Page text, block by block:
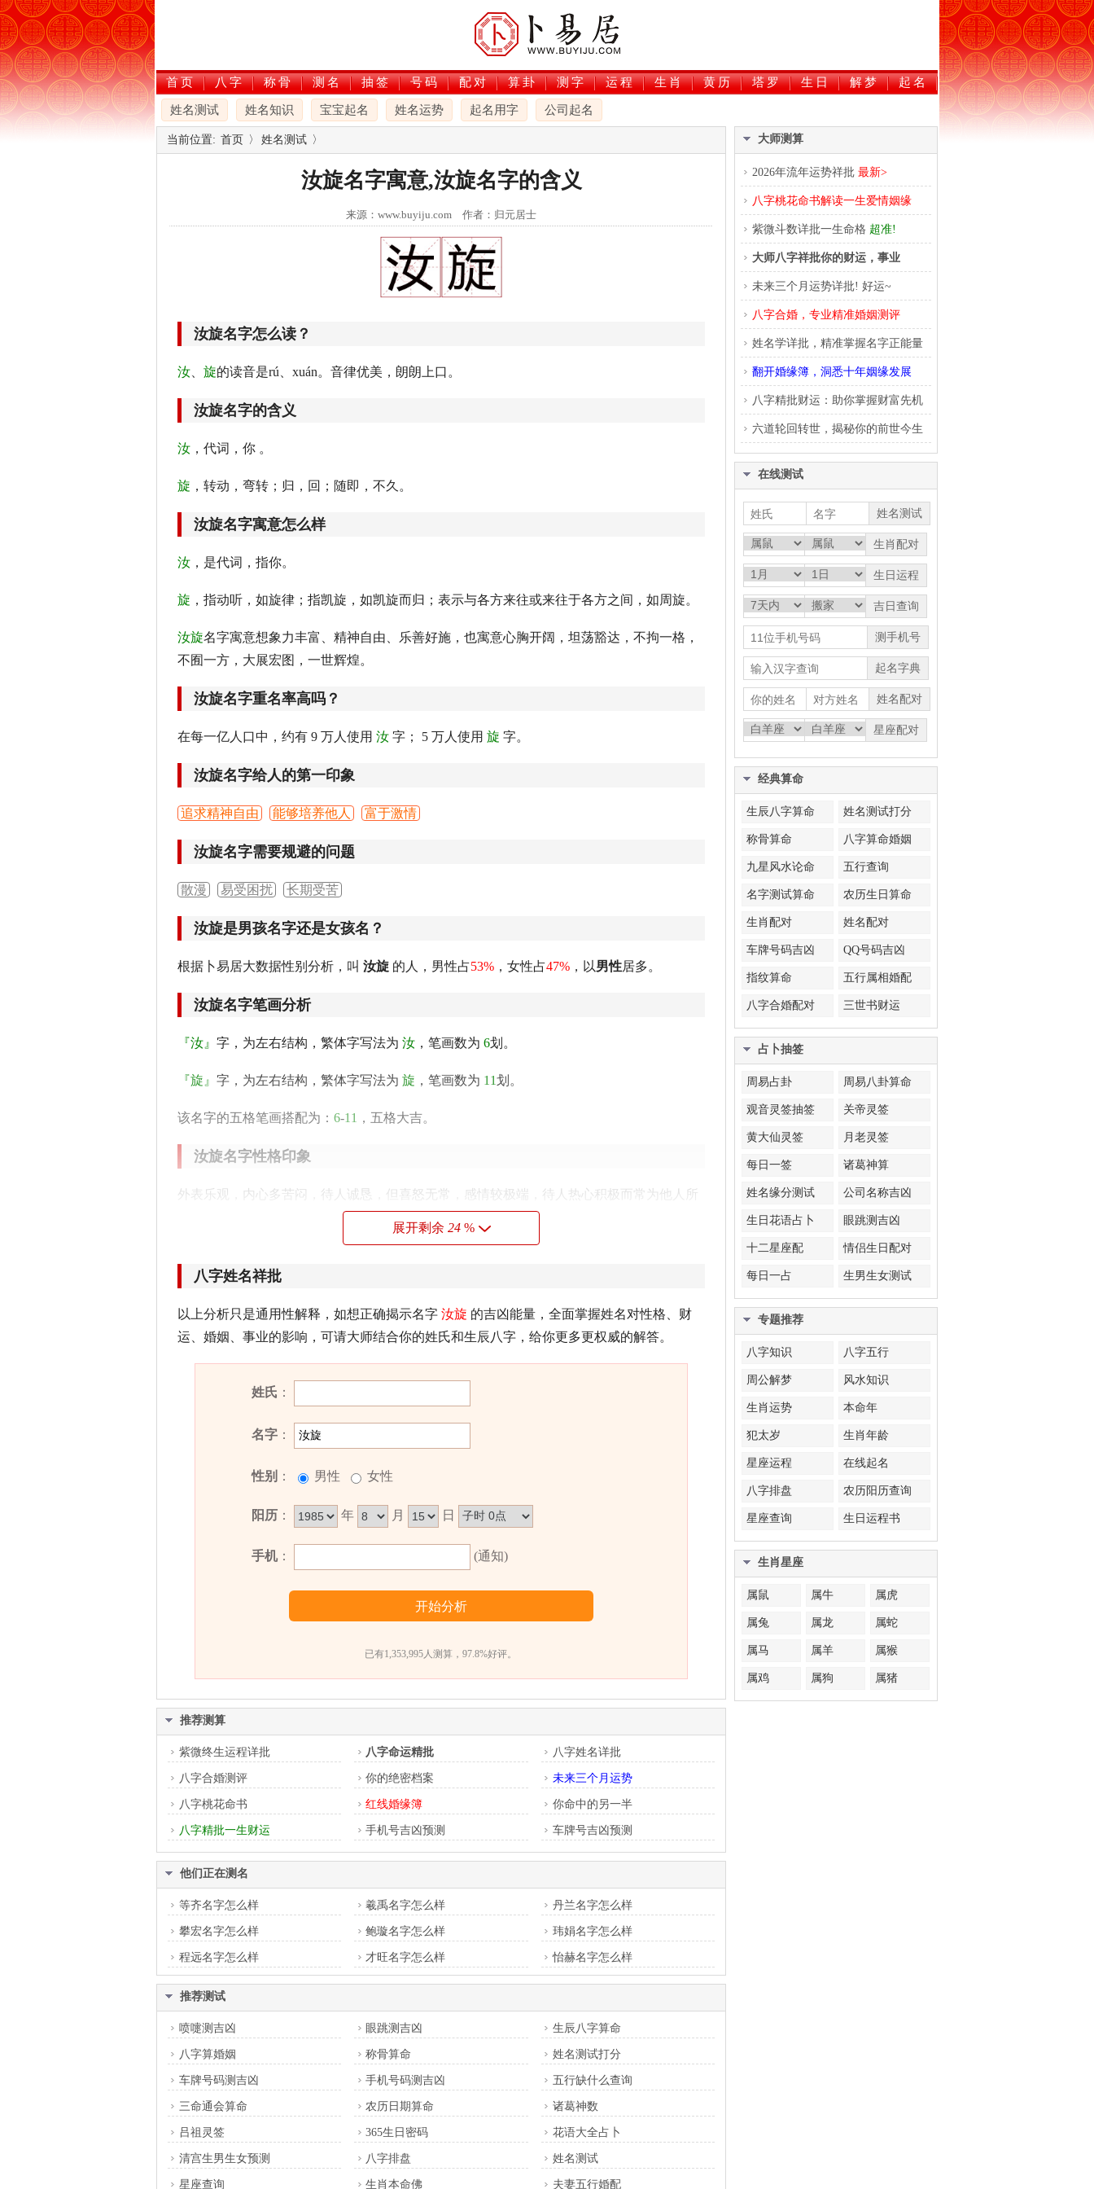
首页 八字 称骨 测名 抽签 号码 配对 算卦 测字 运程 生肖 黄历 塔罗 生日 解梦 起名
姓名测试 姓名知识 宝宝起名 姓名运势 起名用字 公司起名
当前位置: 首页 〉 姓名测试 〉
汝旋名字寓意,汝旋名字的含义
来源：www.buyiju.com 作者：归元居士
汝旋名字怎么读？
汝 旋的读音是rú、xuán。音律优美，朗朗上口。
汝旋名字的含义
汝 ，代词，你 。
旋 ，转动，弯转；归，回；随即，不久。
汝旋名字寓意怎么样
汝 ，是代词，指你。
旋 ，指动听，如旋律；指凯旋，如凯旋而归；表示与各方来往或来往于各方之间，如周旋。
汝旋名字寓意想象力丰富、精神自由、乐善好施，也寓意心胸开阔，坦荡豁达，不拘一格，
不囿一方，大展宏图，一世辉煌。
汝旋名字重名率高吗？
在每一亿人口中，约有 9 万人使用 汝 字； 5 万人使用 旋 字。
汝旋名字给人的第一印象
追求精神自由 能够培养他人 富于激情
汝旋名字需要规避的问题
散漫 易受困扰 长期受苦
汝旋是男孩名字还是女孩名？
根据卜易居大数据性别分析，叫 汝旋 的人，男性占53% ，女性占47% ，以男性居多。
汝旋名字笔画分析
『汝』 字，为左右结构，繁体字写法为 汝 ，笔画数为 6划。
『旋』 字，为左右结构，繁体字写法为 旋 ，笔画数为 11划。
该名字的五格笔画搭配为： 6-11 ，五格大吉。
汝旋名字性格印象
外表乐观，内心多苦闷，待人诚恳，但喜怒无常，感情较极端，待人热心积极而常为他人所
——《续得观书，迎就当阳居止，正月中旬定出三峡》
汝旋的姓名五行组合是：
很好，能开创一番属于自己的事业。
汝旋名字能打多少分？
汝旋名字评分为： 95 分（评分由卜易居根据姓名五格数理测算得出，仅供参考）
展开剩余 24%
八字姓名祥批
以上分析只是通用性解释，如想正确揭示名字 汝旋 的吉凶能量，全面掌握姓名对性格、财
运、婚姻、事业的影响，可请大师结合你的姓氏和生辰八字，给你更多更权威的解答。
姓氏 ：
名字：
性别 ： 男性 女性
阳历： 年 月 日
手机： (通知)
已有1,353,995人测算，97.8%好评。
推荐测算
紫微终生运程详批 八字命运精批 八字姓名详批
八字合婚测评 你的绝密档案 未来三个月运势
八字桃花命书 红线婚缘簿 你命中的另一半
八字精批一生财运 手机号吉凶预测 车牌号吉凶预测
他们正在测名
等齐名字怎么样 羲禹名字怎么样 丹兰名字怎么样
攀宏名字怎么样 鲍璇名字怎么样 玮娟名字怎么样
程远名字怎么样 才旺名字怎么样 怡赫名字怎么样
推荐测试
喷嚏测吉凶 眼跳测吉凶 生辰八字算命
八字算婚姻 称骨算命 姓名测试打分
车牌号码测吉凶 手机号码测吉凶 五行缺什么查询
三命通会算命 农历日期算命 诸葛神数
吕祖灵签 365生日密码 花语大全占卜
清宫生男生女预测 八字排盘 姓名测试
星座查询 生肖本命佛 夫妻五行婚配
大师测算
2026年流年运势祥批 最新>
八字桃花命书解读一生爱情姻缘
紫微斗数详批一生命格 超准!
大师八字祥批你的财运，事业
未来三个月运势详批! 好运~
八字合婚，专业精准婚姻测评
姓名学详批，精准掌握名字正能量
翻开婚缘簿，洞悉十年姻缘发展
八字精批财运：助你掌握财富先机
六道轮回转世，揭秘你的前世今生
在线测试
经典算命
生辰八字算命 姓名测试打分
称骨算命 八字算命婚姻
九星风水论命 五行查询
名字测试算命 农历生日算命
生肖配对 姓名配对
车牌号码吉凶 QQ号码吉凶
指纹算命 五行属相婚配
八字合婚配对 三世书财运
占卜抽签
周易占卦 周易八卦算命
观音灵签抽签 关帝灵签
黄大仙灵签 月老灵签
每日一签 诸葛神算
姓名缘分测试 公司名称吉凶
生日花语占卜 眼跳测吉凶
十二星座配 情侣生日配对
每日一占 生男生女测试
专题推荐
八字知识 八字五行
周公解梦 风水知识
生肖运势 本命年
犯太岁 生肖年龄
星座运程 在线起名
八字排盘 农历阳历查询
星座查询 生日运程书
生肖星座
属鼠 属牛 属虎
属兔 属龙 属蛇
属马 属羊 属猴
属鸡 属狗 属猪